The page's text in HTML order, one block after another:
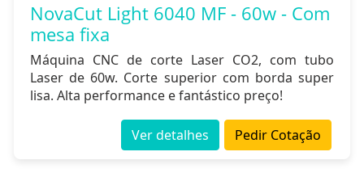
NovaCut Light 6040 MF - 60w - Com
mesa fixa
Máquina CNC de corte Laser CO2, com tubo
Laser de 60w. Corte superior com borda super
lisa. Alta performance e fantástico preço!
Pedir Cotação
Ver detalhes